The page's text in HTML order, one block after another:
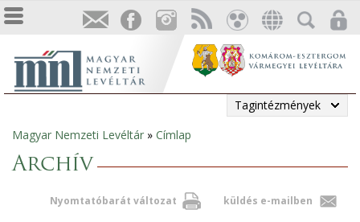
Tagintézmények
Jelenlegi
hely
Magyar Nemzeti Levéltár » Címlap
Archív
Nyomtatóbarát változat küldés e-mailben